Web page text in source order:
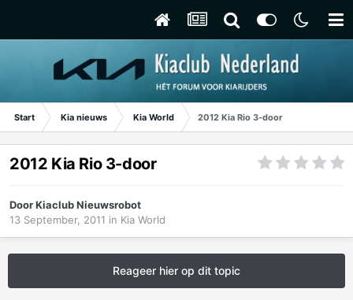
Start Kia nieuws Kia World 2012 Kia Rio 3-door
2012 Kia Rio 3-door
DoorKiaclub Nieuwsrobot
13 September, 2011 in Kia World
Reageer hier op dit topic